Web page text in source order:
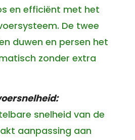
en efficiënt met het
De twee
duwen en persen het
zonder extra
snelheid van de
aanpassing aan